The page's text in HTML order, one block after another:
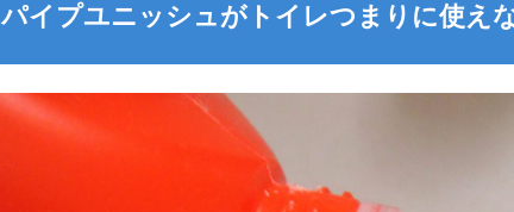
パイプユニッシュがトイレつまりに使え